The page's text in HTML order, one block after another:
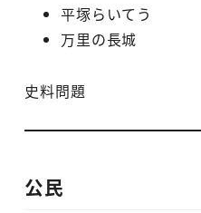
平塚らいてう
万里の長城
史料問題
公民